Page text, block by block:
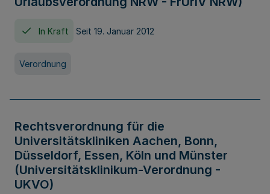
In Kraft Seit 19. Januar 2012
Verordnung
Rechtsverordnung für die
Universitätskliniken Aachen, Bonn,
Düsseldorf, Essen, Köln und Münster
(Universitätsklinikum-Verordnung -
UKVO)